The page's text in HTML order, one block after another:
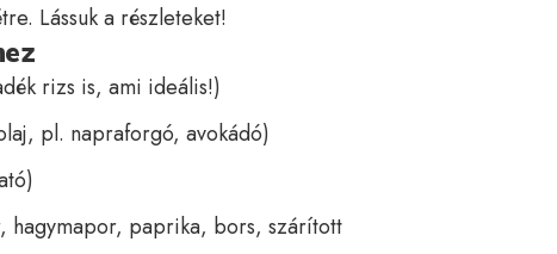
Lássuk a részleteket!
rizs is, ami ideális!)
pl. napraforgó, avokádó)
hagymapor, paprika, bors, szárított